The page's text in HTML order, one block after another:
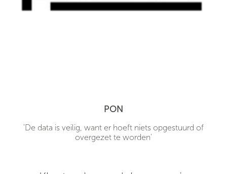
PON
'De data is veilig, want er hoeft niets opgestuurd of
overgezet te worden'